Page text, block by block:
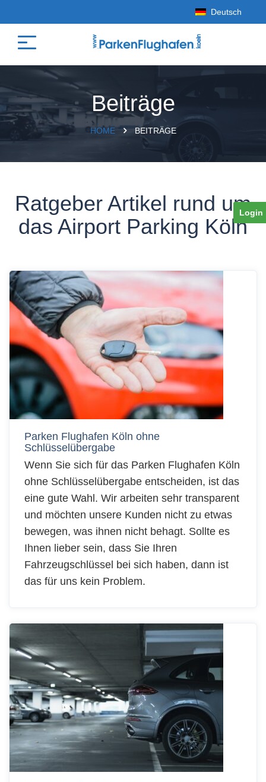
Deutsch
Beiträge
HOME BEITRÄGE
Ratgeber Artikel rund um
das Airport Parking Köln
Parken Flughafen Köln ohne
Schlüsselübergabe
Wenn Sie sich für das Parken Flughafen Köln
ohne Schlüsselübergabe entscheiden, ist das
eine gute Wahl. Wir arbeiten sehr transparent
und möchten unsere Kunden nicht zu etwas
bewegen, was ihnen nicht behagt. Sollte es
Ihnen lieber sein, dass Sie Ihren
Fahrzeugschlüssel bei sich haben, dann ist
das für uns kein Problem.
Login